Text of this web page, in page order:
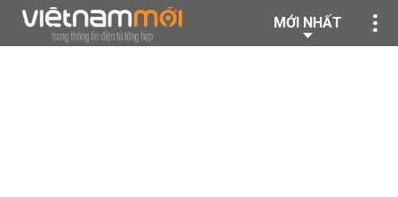
MỚI NHẤT